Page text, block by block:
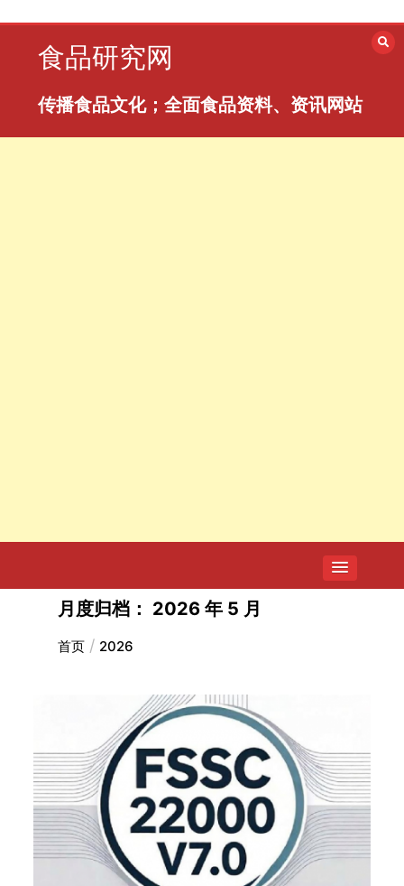
食品研究网
传播食品文化；全面食品资料、资讯网站
月度归档： 2026 年 5 月
首页 2026
7家电商平台 “幽灵外卖”系列案作出行
GB 2762-2025 食品安全国家标准 食
品中污染物限量 新版发布
2025-09-25